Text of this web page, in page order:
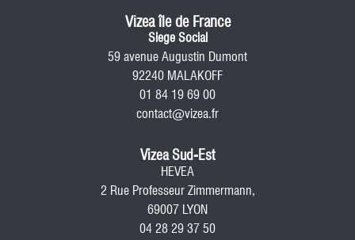
Vizea île de France
Siege Social
59 avenue Augustin Dumont
92240 MALAKOFF
01 84 19 69 00
contact@vizea.fr
Vizea Sud-Est
HEVEA
2 Rue Professeur Zimmermann,
69007 LYON
04 28 29 37 50